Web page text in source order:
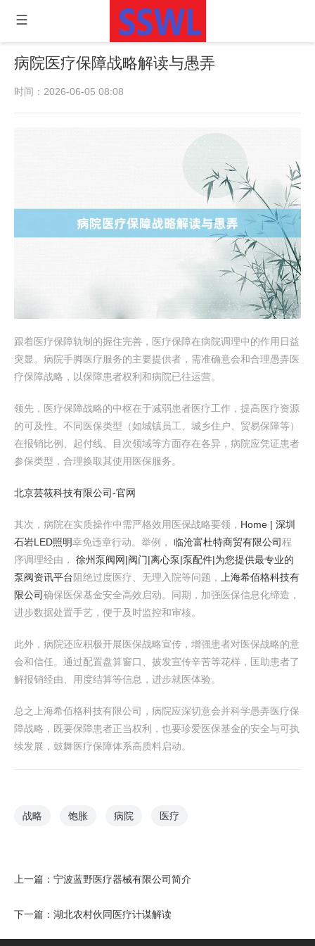
病院医疗保障战略解读与愚弄
时间：2026-06-05 08:08
跟着医疗保障轨制的握住完善，医疗保障在病院调理中的作用日益
突显。病院手脚医疗服务的主要提供者，需准确意会和合理愚弄医
疗保障战略，以保障患者权利和病院已往运营。
领先，医疗保障战略的中枢在于减弱患者医疗工作，提高医疗资源
的可及性。不同医保类型（如城镇员工、城乡住户、贸易保障等）
在报销比例、起付线、目次领域等方面存在各异，病院应凭证患者
参保类型，合理换取其使用医保服务。
北京芸筱科技有限公司-官网
其次，病院在实质操作中需严格效用医保战略要领， Home | 深圳
石岩LED照明幸免违章行动。举例， 临沧富杜特商贸有限公司程
序调理经由， 徐州泵阀网|阀门|离心泵|泵配件|为您提供最专业的
泵阀资讯平台阻绝过度医疗、无理入院等问题，
上海希佰格科技有
限公司确保医保基金安全高效启动。同期，加强医保信息化缔造，
进步数据处置手艺，便于及时监控和审核。
此外，病院还应积极开展医保战略宣传，增强患者对医保战略的意
会和信任。通过配置盘算窗口、披发宣传辛苦等花样，匡助患者了
解报销经由、用度结算等信息，进步就医体验。
总之上海希佰格科技有限公司，病院应深切意会并科学愚弄医疗保
障战略，既要保障患者正当权利，也要珍爱医保基金的安全与可执
续发展，鼓舞医疗保障体系高质料启动。
战略 饱胀 病院 医疗
上一篇： 宁波蓝野医疗器械有限公司简介
下一篇： 湖北农村伙同医疗计谋解读